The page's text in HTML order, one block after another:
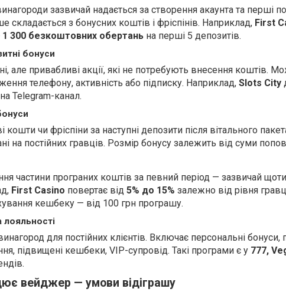
зазвичай надається за створення акаунта та перші
складається з бонусних коштів і фріспінів. Наприклад, First
1 300 безкоштовних обертань на перші 5 депозитів.
бонуси
але привабливі акції, які не потребують внесення коштів.
телефону, активність або підписку. Наприклад, Slots City
Telegram-канал.
кошти чи фріспіни за наступні депозити після вітального
на постійних гравців. Розмір бонусу залежить від суми
частини програних коштів за певний період — зазвичай
First Casino повертає від 5% до 15% залежно від рівня
кешбеку — від 100 грн програшу.
лояльності
для постійних клієнтів. Включає персональні
підвищені кешбеки, VIP-супровід. Такі програми є у 777,
вейджер — умови відіграшу